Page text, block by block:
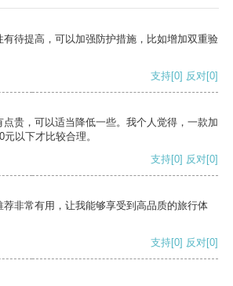
待提高，可以加强防护措施，比如增加双重验
支持[0] 反对[0]
贵，可以适当降低一些。我个人觉得，一款加
以下才比较合理。
支持[0] 反对[0]
非常有用，让我能够享受到高品质的旅行体
支持[0] 反对[0]